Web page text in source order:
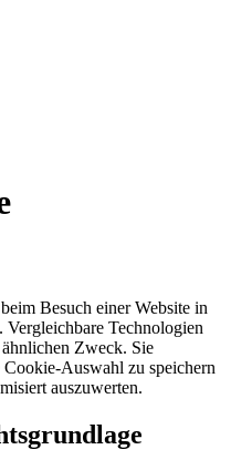
Besuch einer Website in
Technologien
Zweck. Sie
Cookie-Auswahl zu speichern
auszuwerten.